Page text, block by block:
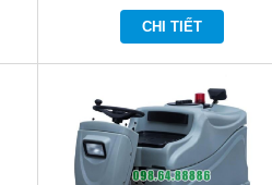
CHI TIẾT